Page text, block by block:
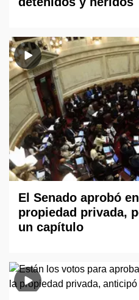
El Senado aprobó
propiedad privada,
un capítulo